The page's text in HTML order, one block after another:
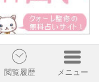
閲覧履歴 メニュー